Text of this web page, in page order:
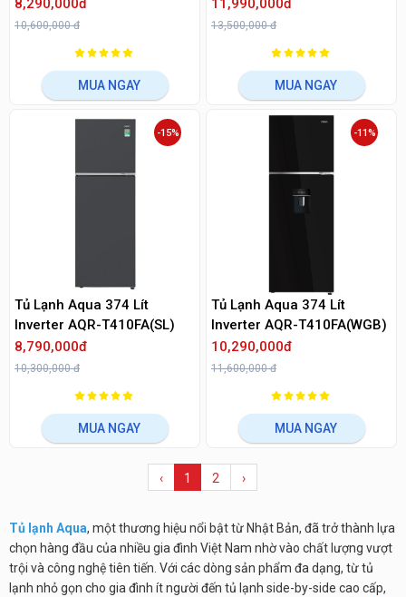
8,290,000đ
10,600,000 đ
MUA NGAY
11,990,000đ
13,500,000 đ
MUA NGAY
Tủ Lạnh Aqua 374 Lít
Inverter AQR-T410FA(SL)
8,790,000đ
10,300,000 đ
-15%
MUA NGAY
Tủ Lạnh Aqua 374 Lít
Inverter AQR-T410FA(WGB)
10,290,000đ
11,600,000 đ
-11%
MUA NGAY
‹ 1 2 ›
Tủ lạnh Aqua, một thương hiệu nổi bật từ Nhật Bản, đã trở thành lựa
chọn hàng đầu của nhiều gia đình Việt Nam nhờ vào chất lượng vượt
trội và công nghệ tiên tiến. Với các dòng sản phẩm đa dạng, từ tủ
lạnh nhỏ gọn cho gia đình ít người đến tủ lạnh side-by-side cao cấp,